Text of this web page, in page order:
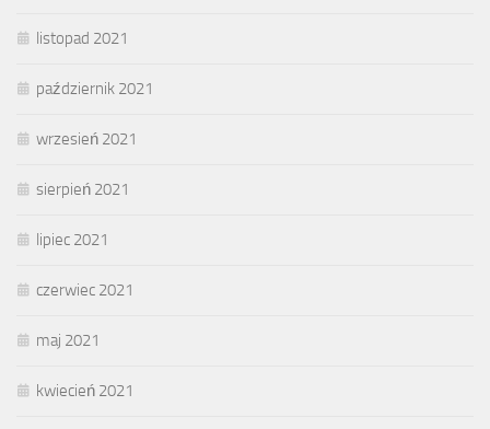
listopad 2021
październik 2021
wrzesień 2021
sierpień 2021
lipiec 2021
czerwiec 2021
maj 2021
kwiecień 2021